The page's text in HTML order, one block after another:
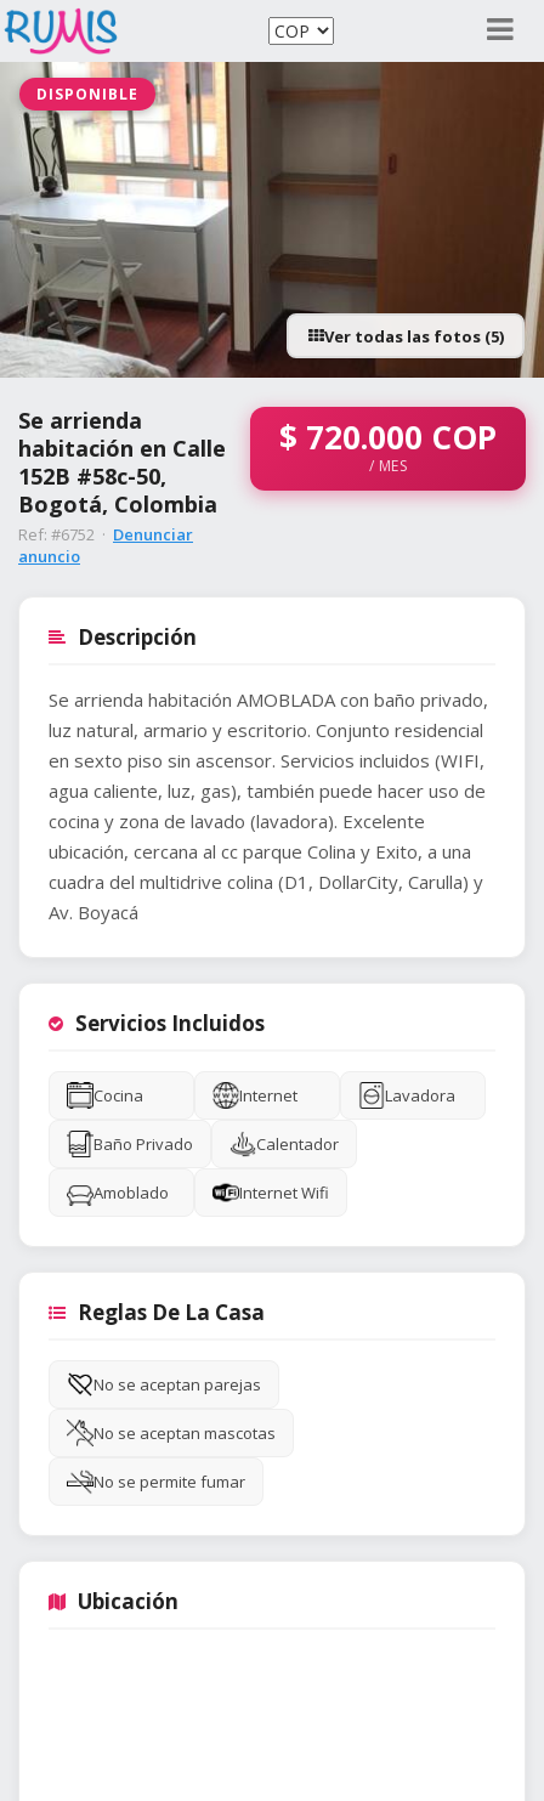
DISPONIBLE
Ver todas las fotos (5)
Se arrienda
habitación en Calle
152B #58c-50,
Bogotá, Colombia
Ref: #6752 · Denunciar
anuncio
$ 720.000 COP
/ MES
Descripción
Se arrienda habitación AMOBLADA con baño privado,
luz natural, armario y escritorio. Conjunto residencial
en sexto piso sin ascensor. Servicios incluidos (WIFI,
agua caliente, luz, gas), también puede hacer uso de
cocina y zona de lavado (lavadora). Excelente
ubicación, cercana al cc parque Colina y Exito, a una
cuadra del multidrive colina (D1, DollarCity, Carulla) y
Av. Boyacá
Servicios Incluidos
Cocina Internet Lavadora
Baño Privado Calentador
Amoblado Internet Wifi
Reglas De La Casa
No se aceptan parejas
No se aceptan mascotas
No se permite fumar
Ubicación